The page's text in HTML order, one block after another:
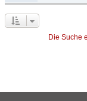
Die Suche